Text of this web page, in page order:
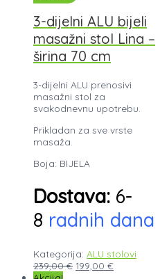
3-dijelni ALU bijeli
masažni stol Lina –
širina 70 cm
3-dijelni ALU prenosivi
masažni stol za
svakodnevnu upotrebu.
Prikladan za sve vrste
masaža.
Boja: BIJELA
Dostava: 6-
8 radnih dana
Kategorija: ALU stolovi
239,00€ 199,00 €